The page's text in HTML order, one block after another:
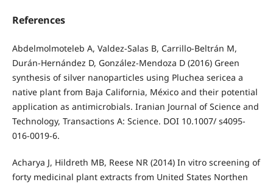
References
Abdelmolmoteleb A, Valdez-Salas B, Carrillo-Beltrán M,
Durán-Hernández D, González-Mendoza D (2016) Green
synthesis of silver nanoparticles using Pluchea sericea a
native plant from Baja California, México and their potential
application as antimicrobials. Iranian Journal of Science and
Technology, Transactions A: Science. DOI 10.1007/ s4095-
016-0019-6.
Acharya J, Hildreth MB, Reese NR (2014) In vitro screening of
forty medicinal plant extracts from United States Northen